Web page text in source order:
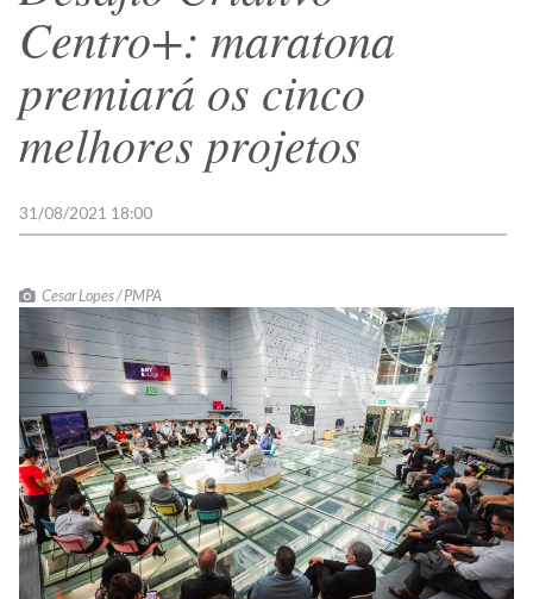
Centro+: maratona
premiará os cinco
melhores projetos
31/08/2021 18:00
Cesar Lopes / PMPA